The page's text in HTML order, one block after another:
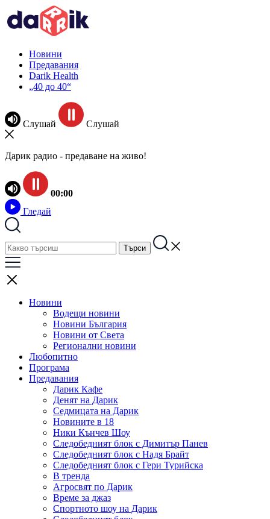
Новини
Предавания
Darik Health
„40 до 40“
Слушай Слушай
Дарик радио - предаване на живо!
00:00
Гледай
Новини
Водещи новини
Новини България
Новини от Света
Регионални новини
Любопитно
Програма
Предавания
Дарик Кафе
Денят на Дарик
Седмицата на Дарик
Новините в 18
Ники Кънчев Шоу
Следобедният блок с Димитър Панев
Следобедният блок с Надя Брайт
Следобедният блок с Гери Турийска
В тренда
Агросвят по Дарик
Време за джаз
Спортното шоу на Дарик